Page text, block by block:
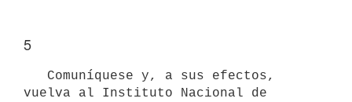
5
vuelva al Instituto Nacional de